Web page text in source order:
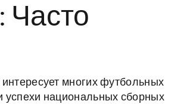
Часто
многих футбольных
национальных сборных